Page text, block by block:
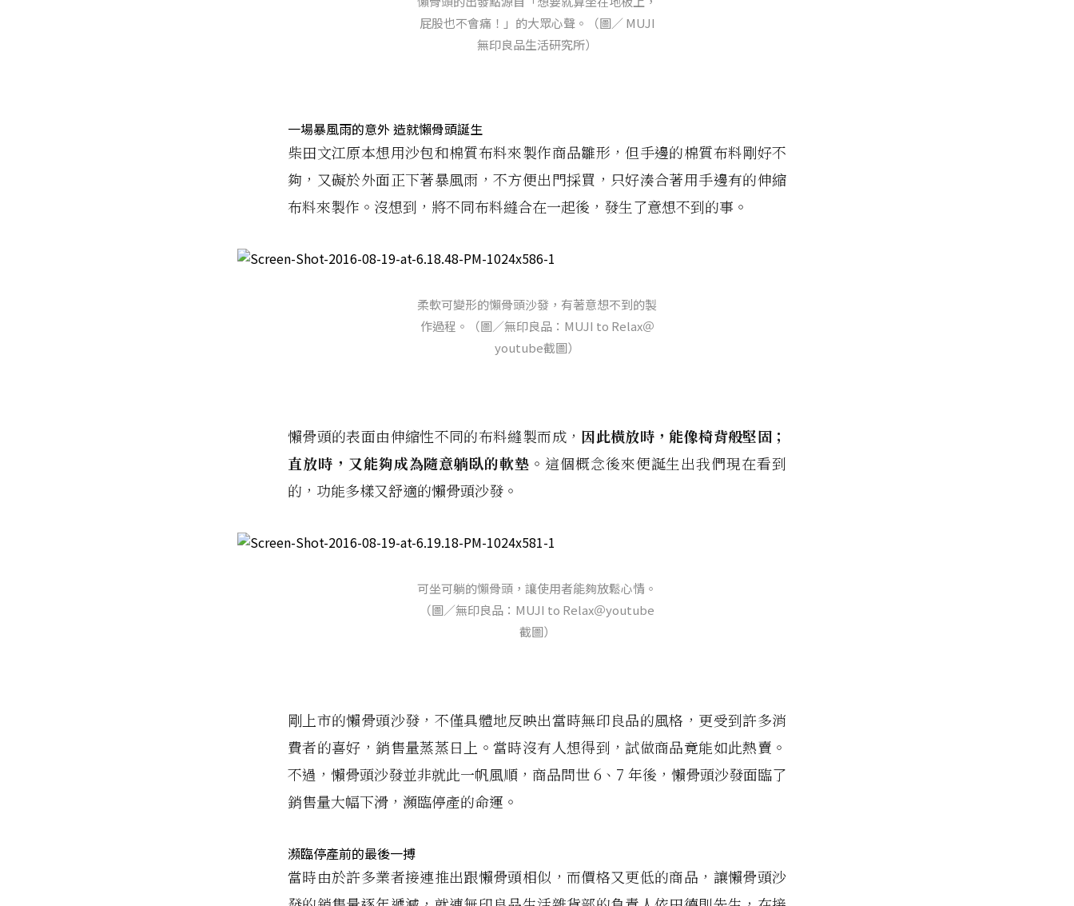
屁股也不會痛！」的大眾心聲。（圖／ MUJI
無印良品生活研究所）
一場暴風雨的意外 造就懶骨頭誕生
柴田文江原本想用沙包和棉質布料來製作商品雛形，但手邊的棉質布料剛好不
夠，又礙於外面正下著暴風雨，不方便出門採買，只好湊合著用手邊有的伸縮
布料來製作。沒想到，將不同布料縫合在一起後，發生了意想不到的事。
柔軟可變形的懶骨頭沙發，有著意想不到的製
作過程。（圖／無印良品：MUJI to Relax＠
youtube截圖）
懶骨頭的表面由伸縮性不同的布料縫製而成， 因此橫放時，能像椅背般堅固；
直放時，又能夠成為隨意躺臥的軟墊 。這個概念後來便誕生出我們現在看到
的，功能多樣又舒適的懶骨頭沙發。
可坐可躺的懶骨頭，讓使用者能夠放鬆心情。
（圖／無印良品：MUJI to Relax＠youtube
截圖）
剛上市的懶骨頭沙發，不僅具體地反映出當時無印良品的風格，更受到許多消
費者的喜好，銷售量蒸蒸日上。當時沒有人想得到，試做商品竟能如此熱賣。
不過，懶骨頭沙發並非就此一帆風順，商品問世 6、7 年後，懶骨頭沙發面臨了
銷售量大幅下滑，瀕臨停產的命運。
瀕臨停產前的最後一搏
當時由於許多業者接連推出跟懶骨頭相似，而價格又更低的商品，讓懶骨頭沙